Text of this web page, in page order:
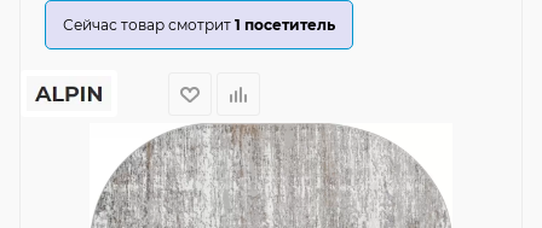
Сейчас товар смотрит 1 посетитель